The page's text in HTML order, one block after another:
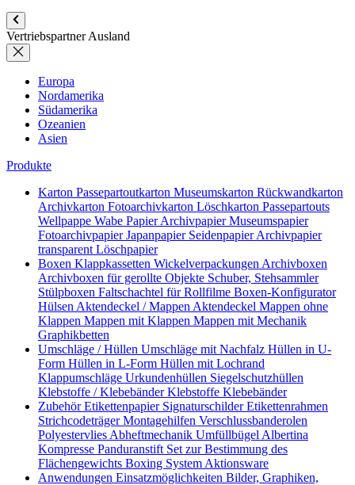
Vertriebspartner Ausland
Europa
Nordamerika
Südamerika
Ozeanien
Asien
Produkte
Karton Passepartoutkarton Museumskarton Rückwandkarton
Archivkarton Fotoarchivkarton Löschkarton Passepartouts
Wellpappe Wabe PapierArchivpapierMuseumspapier
FotoarchivpapierJapanpapier SeidenpapierArchivpapier
transparent Löschpapier
Boxen Klappkassetten Wickelverpackungen Archivboxen
Archivboxen für gerollte Objekte Schuber, Stehsammler
Stülpboxen Faltschachtel für Rollfilme Boxen-Konfigurator
Hülsen Aktendeckel / Mappen Aktendeckel Mappen ohne
Klappen Mappen mit Klappen Mappen mit Mechanik
Graphikbetten
Umschläge / Hüllen Umschläge mit Nachfalz Hüllen in U-
Form Hüllen in L-Form Hüllen mit Lochrand
Klappumschläge Urkundenhüllen Siegelschutzhüllen
Klebstoffe / KlebebänderKlebstoffe Klebebänder
ZubehörEtikettenpapier SignaturschilderEtikettenrahmen
StrichcodeträgerMontagehilfen Verschlussbanderolen
Polyestervlies Abheftmechanik Umfüllbügel Albertina
Kompresse Panduranstift Set zur Bestimmung des
Flächengewichts Boxing System Aktionsware
Anwendungen Einsatzmöglichkeiten Bilder, Graphiken,